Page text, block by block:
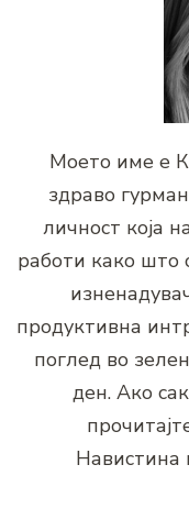
Моето име е
здраво
личност која
работи како што
продуктивна
поглед во
ден. Ако
Навистина